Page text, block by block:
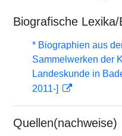
Biografische
* Biographien aus
Sammelwerken der
Landeskunde in
2011-]
Quellen(nachweise)